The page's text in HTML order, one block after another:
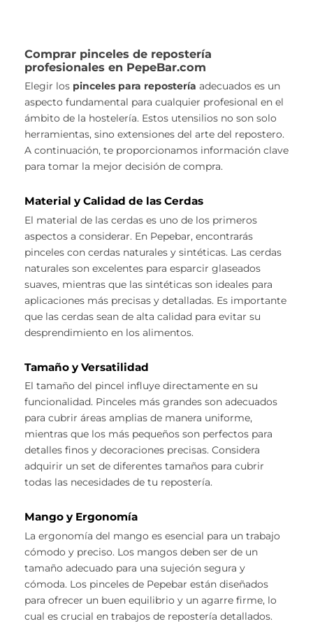
Comprar pinceles de repostería
profesionales en PepeBar.com
Elegir los pinceles para repostería adecuados es un
aspecto fundamental para cualquier profesional en el
ámbito de la hostelería. Estos utensilios no son solo
herramientas, sino extensiones del arte del repostero.
A continuación, te proporcionamos información clave
para tomar la mejor decisión de compra.
Material y Calidad de las Cerdas
El material de las cerdas es uno de los primeros
aspectos a considerar. En Pepebar, encontrarás
pinceles con cerdas naturales y sintéticas. Las cerdas
naturales son excelentes para esparcir glaseados
suaves, mientras que las sintéticas son ideales para
aplicaciones más precisas y detalladas. Es importante
que las cerdas sean de alta calidad para evitar su
desprendimiento en los alimentos.
Tamaño y Versatilidad
El tamaño del pincel influye directamente en su
funcionalidad. Pinceles más grandes son adecuados
para cubrir áreas amplias de manera uniforme,
mientras que los más pequeños son perfectos para
detalles finos y decoraciones precisas. Considera
adquirir un set de diferentes tamaños para cubrir
todas las necesidades de tu repostería.
Mango y Ergonomía
La ergonomía del mango es esencial para un trabajo
cómodo y preciso. Los mangos deben ser de un
tamaño adecuado para una sujeción segura y
cómoda. Los pinceles de Pepebar están diseñados
para ofrecer un buen equilibrio y un agarre firme, lo
cual es crucial en trabajos de repostería detallados.